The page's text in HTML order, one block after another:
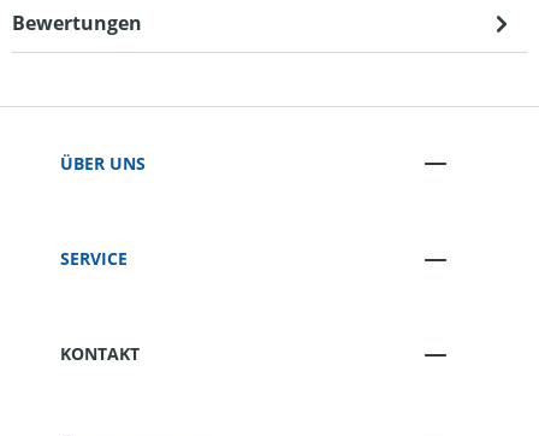
Bewertungen
ÜBER UNS
SERVICE
KONTAKT